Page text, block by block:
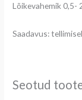
Lõikevahemik 0,5-
Saadavus:
Seotud